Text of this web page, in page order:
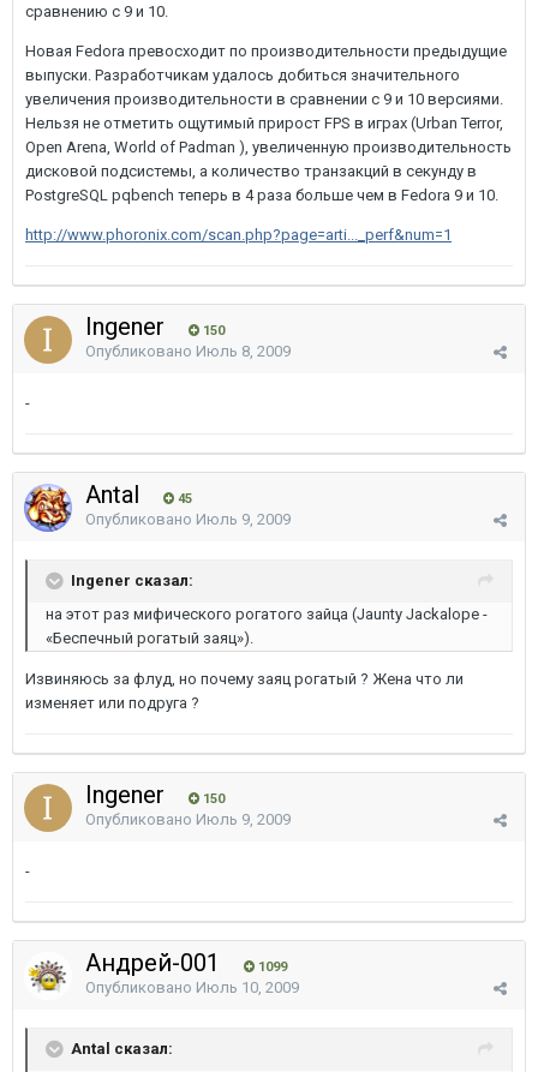
сравнению с 9 и 10.
Новая Fedora превосходит по производительности предыдущие
выпуски. Разработчикам удалось добиться значительного
увеличения производительности в сравнении с 9 и 10 версиями.
Нельзя не отметить ощутимый прирост FPS в играх (Urban Terror,
Open Arena, World of Padman ), увеличенную производительность
дисковой подсистемы, а количество транзакций в секунду в
PostgreSQL pqbench теперь в 4 раза больше чем в Fedora 9 и 10.
http://www.phoronix.com/scan.php?page=arti..._perf&num=1
Ingener 150
Опубликовано Июль 8, 2009
-
Antal 45
Опубликовано Июль 9, 2009
Ingener сказал:
на этот раз мифического рогатого зайца (Jaunty Jackalope -
«Беспечный рогатый заяц»).
Извиняюсь за флуд, но почему заяц рогатый ? Жена что ли
изменяет или подруга ?
Ingener 150
Опубликовано Июль 9, 2009
-
Андрей-001 1099
Опубликовано Июль 10, 2009
Antal сказал: